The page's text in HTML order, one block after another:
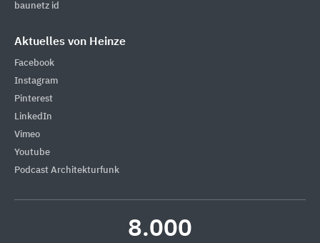
baunetz id
Aktuelles von Heinze
Facebook
Instagram
Pinterest
LinkedIn
Vimeo
Youtube
Podcast Architekturfunk
8.000